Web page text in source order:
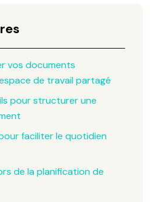
vos documents
de travail partagé
pour structurer une
faciliter le quotidien
de la planification de